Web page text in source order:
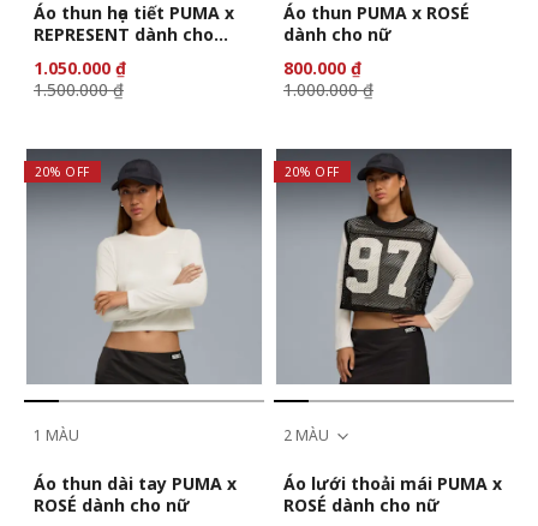
Áo thun họa tiết PUMA x
REPRESENT dành cho
1.050.000 ₫
1.500.000 ₫
Áo thun PUMA x ROSÉ
dành cho nữ
800.000 ₫
1.000.000 ₫
20% OFF
1 MÀU
Áo thun dài tay PUMA x
ROSÉ dành cho nữ
20% OFF
2 MÀU
Áo lưới thoải mái PUMA x
ROSÉ dành cho nữ